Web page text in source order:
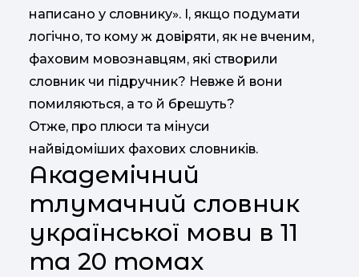
написано у словнику». І, якщо подумати
логічно, то кому ж довіряти, як не вченим,
фаховим мовознавцям, які створили
словник чи підручник? Невже й вони
помиляються, а то й брешуть?
Отже, про плюси та мінуси
найвідоміших фахових словників.
Академічний
тлумачний словник
української мови в 11
та 20 томах